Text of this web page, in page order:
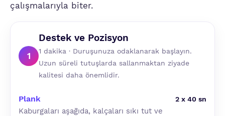
çalışmalarıyla biter.
1
Destek ve Pozisyon
1 dakika · Duruşunuza odaklanarak başlayın.
Uzun süreli tutuşlarda sallanmaktan ziyade
kalitesi daha önemlidir.
Plank 2 x 40 sn
Kaburgaları aşağıda, kalçaları sıkı tut ve